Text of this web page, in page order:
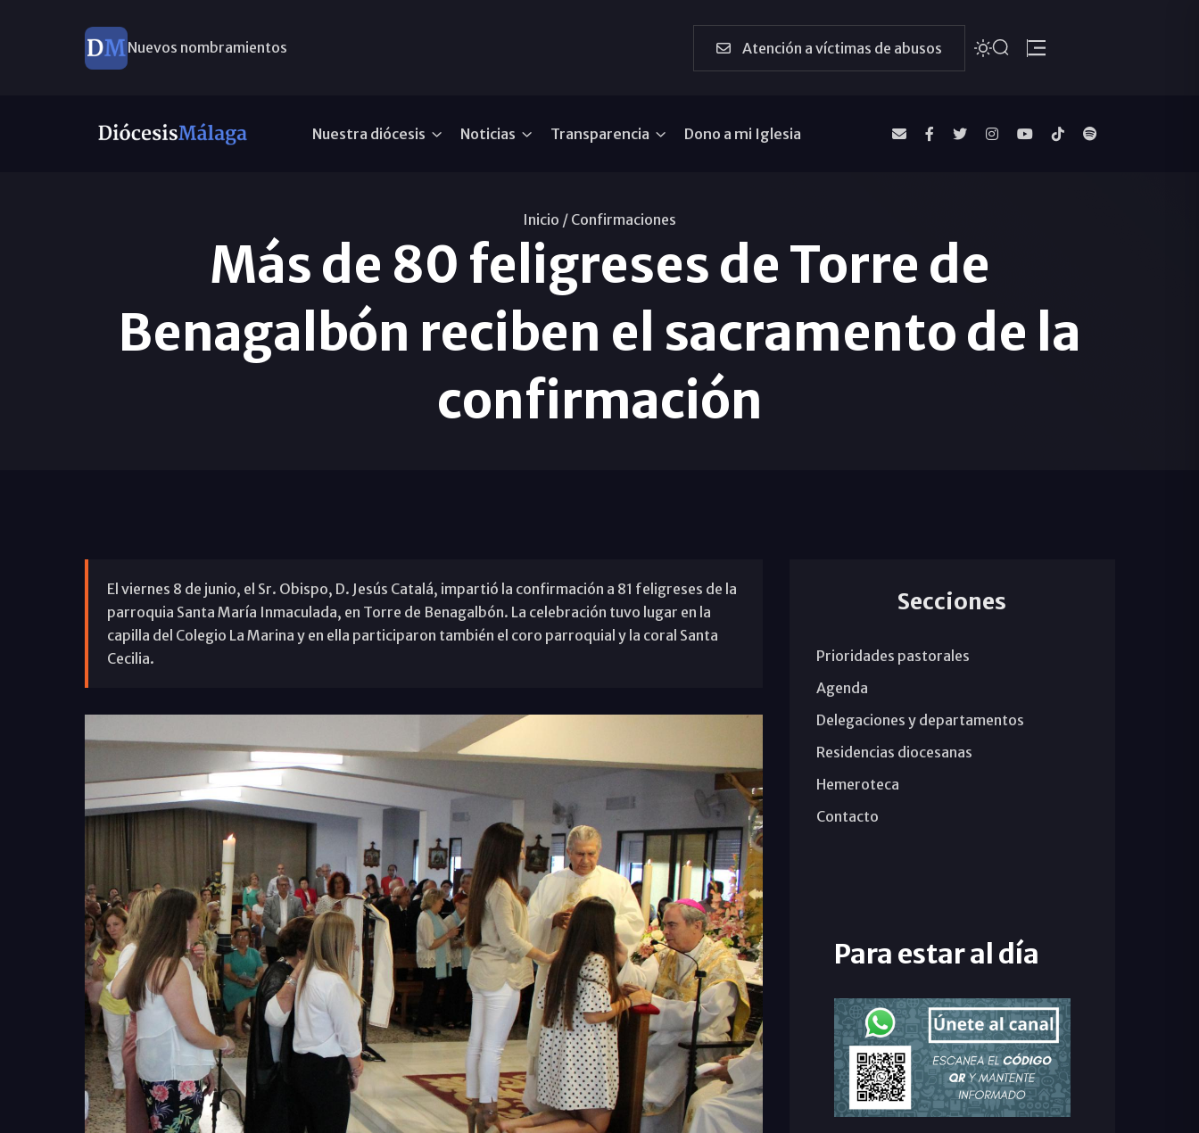
Nuevos nombramientos Atención a víctimas de abusos
Nuestra diócesis Noticias Transparencia Dono a mi Iglesia
Inicio / Confirmaciones
Más de 80 feligreses de Torre de
Benagalbón reciben el sacramento de la
confirmación
El viernes 8 de junio, el Sr. Obispo, D. Jesús Catalá, impartió la confirmación a 81 feligreses de la
parroquia Santa María Inmaculada, en Torre de Benagalbón. La celebración tuvo lugar en la
capilla del Colegio La Marina y en ella participaron también el coro parroquial y la coral Santa
Cecilia.
Secciones
Prioridades pastorales
Agenda
Delegaciones y departamentos
Residencias diocesanas
Hemeroteca
Contacto
Para estar al día